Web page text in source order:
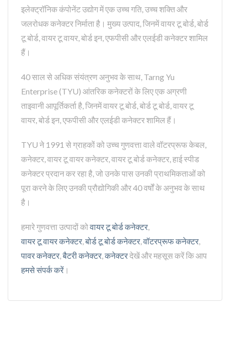
इलेक्ट्रॉनिक कंपोनेंट उद्योग में एक उच्च गति, उच्च शक्ति और
जलरोधक कनेक्टर निर्माता है। मुख्य उत्पाद, जिनमें वायर टू बोर्ड, बोर्ड
टू बोर्ड, वायर टू वायर, बोर्ड इन, एफपीसी और एलईडी कनेक्टर शामिल
हैं।
40 साल से अधिक संयंत्रण अनुभव के साथ, Tarng Yu
Enterprise (TYU) आंतरिक कनेक्टरों के लिए एक अग्रणी
ताइवानी आपूर्तिकर्ता है, जिनमें वायर टू बोर्ड, बोर्ड टू बोर्ड, वायर टू
वायर, बोर्ड इन, एफपीसी और एलईडी कनेक्टर शामिल हैं।
TYU ने 1991 से ग्राहकों को उच्च गुणवत्ता वाले वॉटरप्रूफ केबल,
कनेक्टर, वायर टू वायर कनेक्टर, वायर टू बोर्ड कनेक्टर, हाई स्पीड
कनेक्टर प्रदान कर रहा है, जो उनके पास उनकी प्राथमिकताओं को
पूरा करने के लिए उनकी प्रौद्योगिकी और 40 वर्षों के अनुभव के साथ
है।
हमारे गुणवत्ता उत्पादों कोवायर टू बोर्ड कनेक्टर
वायर टू वायर कनेक्टर बोर्ड टू बोर्ड कनेक्टर वॉटरप्रूफ कनेक्टर
पावर कनेक्टर बैटरी कनेक्टर कनेक्टरदेखें और महसूस करें कि आप
हमसे संपर्क करें ।